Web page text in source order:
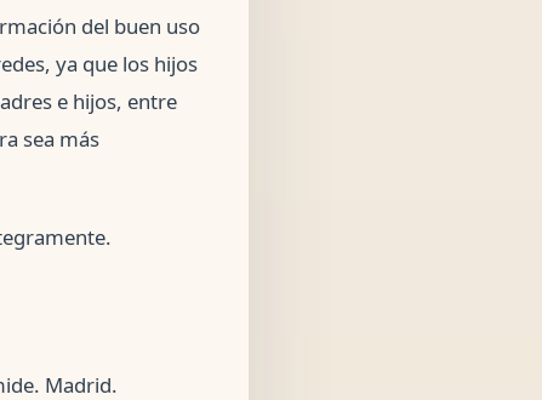
del buen uso
ya que los hijos
e hijos, entre
sea más
Madrid.